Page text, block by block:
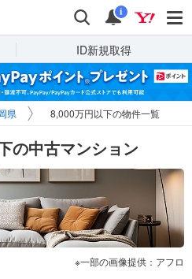
検索 通知
i
ID新規取得
県 8,000万円以下の物件一覧
の中古マンション
一部の画像提供：アフロ